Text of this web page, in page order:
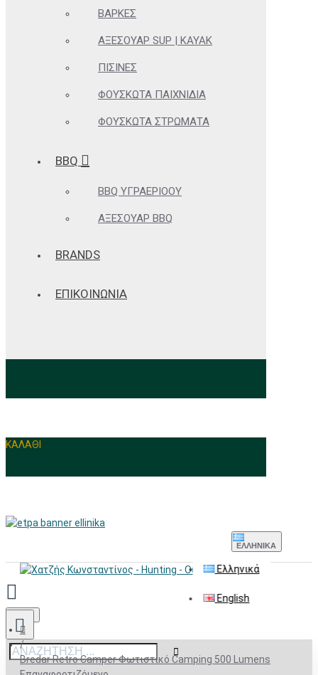
ΒΆΡΚΕΣ
ΑΞΕΣΟΥΆΡ SUP | KAYAK
ΠΙΣΊΝΕΣ
ΦΟΥΣΚΩΤΆ ΠΑΙΧΝΊΔΙΑ
ΦΟΥΣΚΩΤΆ ΣΤΡΏΜΑΤΑ
BBQ
BBQ ΥΓΡΑΕΡΊΟΟΥ
ΑΞΕΣΟΥΆΡ BBQ
BRANDS
ΕΠΙΚΟΙΝΩΝΙΑ
ΚΑΛΑΘΙ
ΕΛΛΗΝΙΚΆ
Ελληνικά
English
Menu
Bredar Retro Camper Φωτιστικό Camping 500 Lumens